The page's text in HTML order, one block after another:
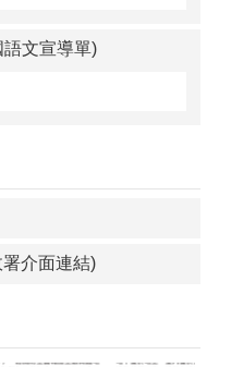
文宣導單)
介面連結)